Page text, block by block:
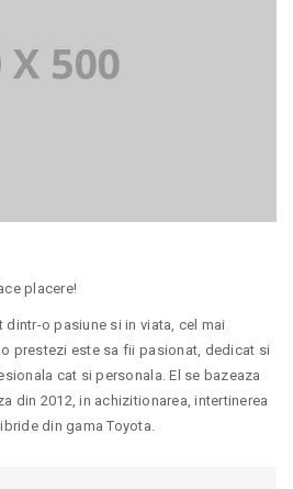
placere!
o pasiune si in viata, cel mai
prestezi este sa fii pasionat, dedicat si
cat si personala. El se bazeaza
din 2012, in achizitionarea, intertinerea
din gama Toyota.